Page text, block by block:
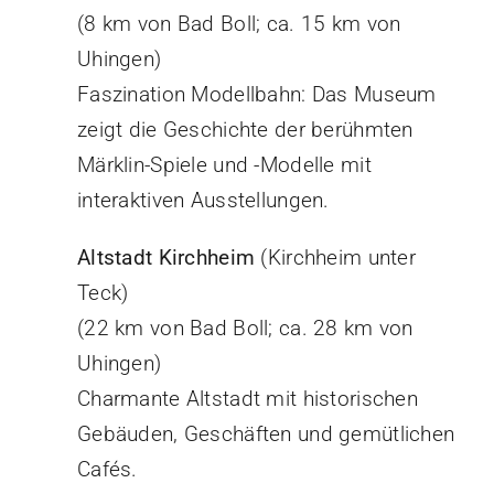
(8 km von Bad Boll; ca. 15 km von
Uhingen)
Faszination Modellbahn: Das Museum
zeigt die Geschichte der berühmten
Märklin-Spiele und -Modelle mit
interaktiven Ausstellungen.
Altstadt Kirchheim (Kirchheim unter
Teck)
(22 km von Bad Boll; ca. 28 km von
Uhingen)
Charmante Altstadt mit historischen
Gebäuden, Geschäften und gemütlichen
Cafés.